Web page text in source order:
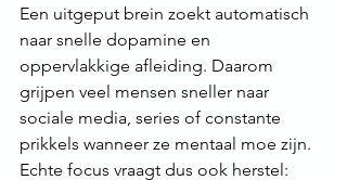
Een uitgeput brein zoekt automatisch
naar snelle dopamine en
oppervlakkige afleiding. Daarom
grijpen veel mensen sneller naar
sociale media, series of constante
prikkels wanneer ze mentaal moe zijn.
Echte focus vraagt dus ook herstel: